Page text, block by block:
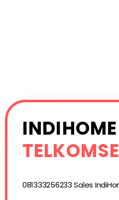
081333256233 Sales